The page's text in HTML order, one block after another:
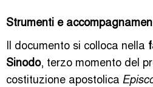
Strumenti e
Il documento si colloca nella
Sinodo, terzo momento del
costituzione apostolica